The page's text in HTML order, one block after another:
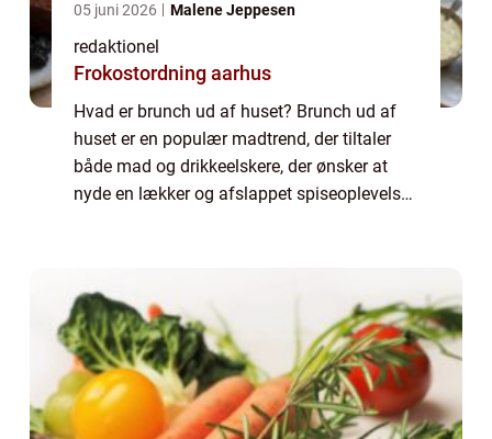
05 juni 2026 Malene Jeppesen
redaktionel
Frokostordning aarhus
Hvad er brunch ud af huset? Brunch ud af
huset er en populær madtrend, der tiltaler
både mad og drikkeelskere, der ønsker at
nyde en lækker og afslappet spiseoplevelse